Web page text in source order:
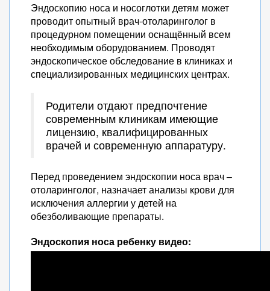
Эндоскопию носа и носоглотки детям может
проводит опытный врач-отоларинголог в
процедурном помещении оснащённый всем
необходимым оборудованием. Проводят
эндоскопическое обследование в клиниках и
специализированных медицинских центрах.
Родители отдают предпочтение
современным клиникам имеющие
лицензию, квалифицированных
врачей и современную аппаратуру.
Перед проведением эндоскопии носа врач –
отоларинголог, назначает анализы крови для
исключения аллергии у детей на
обезболивающие препараты.
Эндоскопия носа ребенку видео: